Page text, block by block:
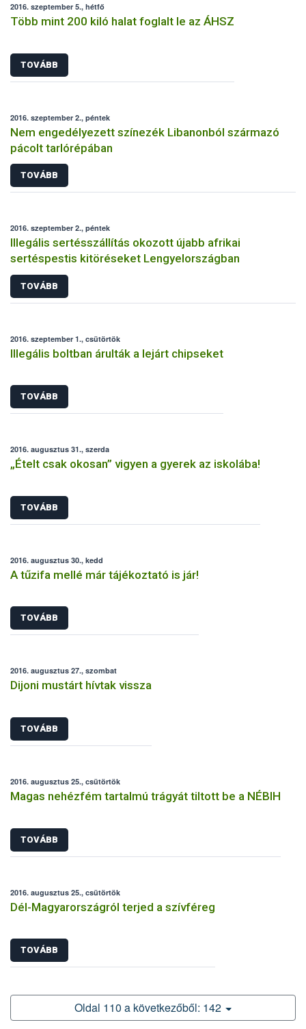
2016. szeptember 5., hétfő
Több mint 200 kiló halat foglalt le az ÁHSZ
TOVÁBB
2016. szeptember 2., péntek
Nem engedélyezett színezék Libanonból származó
pácolt tarlórépában
TOVÁBB
2016. szeptember 2., péntek
Illegális sertésszállítás okozott újabb afrikai
sertéspestis kitöréseket Lengyelországban
TOVÁBB
2016. szeptember 1., csütörtök
Illegális boltban árulták a lejárt chipseket
TOVÁBB
2016. augusztus 31., szerda
„Ételt csak okosan” vigyen a gyerek az iskolába!
TOVÁBB
2016. augusztus 30., kedd
A tűzifa mellé már tájékoztató is jár!
TOVÁBB
2016. augusztus 27., szombat
Dijoni mustárt hívtak vissza
TOVÁBB
2016. augusztus 25., csütörtök
Magas nehézfém tartalmú trágyát tiltott be a NÉBIH
TOVÁBB
2016. augusztus 25., csütörtök
Dél-Magyarországról terjed a szívféreg
TOVÁBB
Oldal 110 a következőből: 142